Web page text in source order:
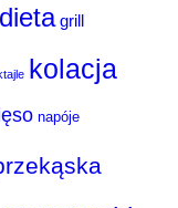
dieta grill
kolacja
napóje